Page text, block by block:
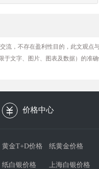
流，不存在盈利性目的，此文观
于文字、图片、图表及数据）的准
价格中心
黄金T+D价格 纸黄金价格
纸白银价格 上海白银价格